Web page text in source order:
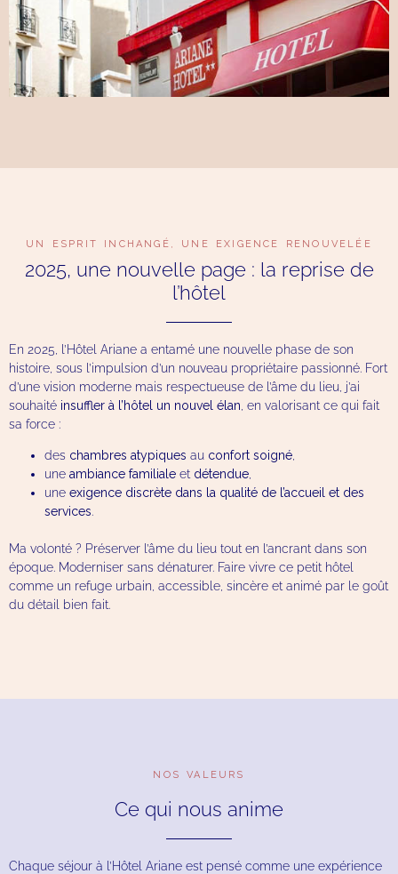
UN ESPRIT INCHANGÉ, UNE EXIGENCE RENOUVELÉE
2025, une nouvelle page : la reprise de
l’hôtel
En 2025, l’Hôtel Ariane a entamé une nouvelle phase de son
histoire, sous l’impulsion d’un nouveau propriétaire passionné. Fort
d’une vision moderne mais respectueuse de l’âme du lieu, j’ai
souhaité insuffler à l’hôtel un nouvel élan , en valorisant ce qui fait
sa force :
des chambres atypiques au confort soigné,
une ambiance familiale et détendue,
une exigence discrète dans la qualité de l’accueil et des
services.
Ma volonté ? Préserver l’âme du lieu tout en l’ancrant dans son
époque. Moderniser sans dénaturer. Faire vivre ce petit hôtel
comme un refuge urbain, accessible, sincère et animé par le goût
du détail bien fait.
NOS VALEURS
Ce qui nous anime
Chaque séjour à l’Hôtel Ariane est pensé comme une expérience